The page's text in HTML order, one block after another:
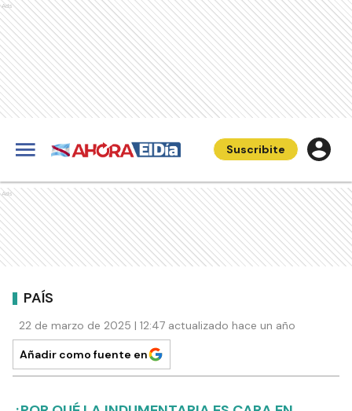
Ads
Suscribite
Ads
PAÍS
22 de marzo de 2025 | 12:47 actualizado hace un año
Añadir como fuente en